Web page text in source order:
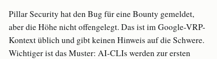
Pillar Security hat den Bug für eine Bounty gemeldet,
aber die Höhe nicht offengelegt. Das ist im Google-VRP-
Kontext üblich und gibt keinen Hinweis auf die Schwere.
Wichtiger ist das Muster: AI-CLIs werden zur ersten